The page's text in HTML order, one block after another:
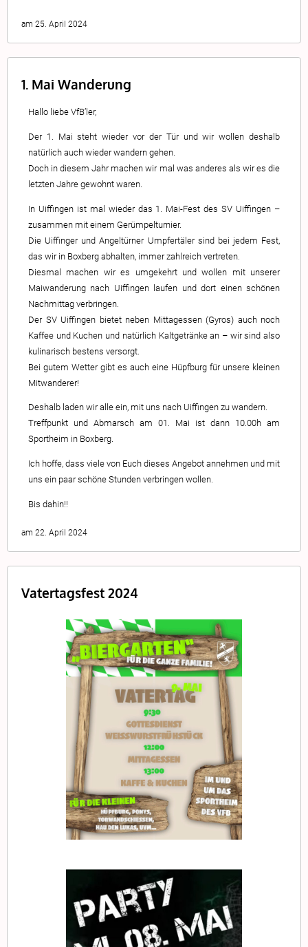
am 25. April 2024
1. Mai Wanderung
Hallo liebe VfB’ler,
Der 1. Mai steht wieder vor der Tür und wir wollen deshalb
natürlich auch wieder wandern gehen.
Doch in diesem Jahr machen wir mal was anderes als wir es die
letzten Jahre gewohnt waren.
In Uiffingen ist mal wieder das 1. Mai-Fest des SV Uiffingen –
zusammen mit einem Gerümpelturnier.
Die Uiffinger und Angeltürner Umpfertäler sind bei jedem Fest,
das wir in Boxberg abhalten, immer zahlreich vertreten.
Diesmal machen wir es umgekehrt und wollen mit unserer
Maiwanderung nach Uiffingen laufen und dort einen schönen
Nachmittag verbringen.
Der SV Uiffingen bietet neben Mittagessen (Gyros) auch noch
Kaffee und Kuchen und natürlich Kaltgetränke an – wir sind also
kulinarisch bestens versorgt.
Bei gutem Wetter gibt es auch eine Hüpfburg für unsere kleinen
Mitwanderer!
Deshalb laden wir alle ein, mit uns nach Uiffingen zu wandern.
Treffpunkt und Abmarsch am 01. Mai ist dann 10.00h am
Sportheim in Boxberg.
Ich hoffe, dass viele von Euch dieses Angebot annehmen und mit
uns ein paar schöne Stunden verbringen wollen.
Bis dahin!!
am 22. April 2024
Vatertagsfest 2024